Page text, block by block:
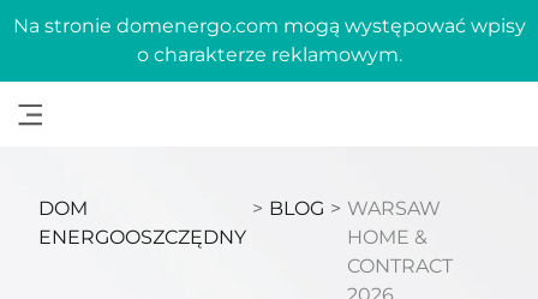
Na stronie domenergo.com mogą występować wpisy
o charakterze reklamowym.
DOM
ENERGOOSZCZĘDNY
> BLOG > WARSAW
HOME &
CONTRACT